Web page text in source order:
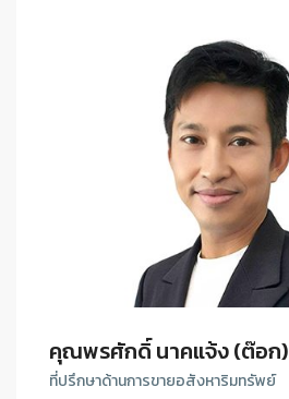
คุณพรศักดิ์ นาคแจ้ง (ต๊อก)
ที่ปรึกษาด้านการขายอสังหาริมทรัพย์